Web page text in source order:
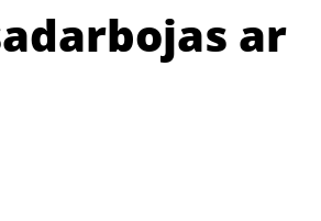
ar